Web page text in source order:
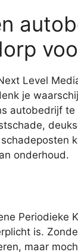
Level
je
autobedrijf
onderhoud.
Periodieke
is.
maar